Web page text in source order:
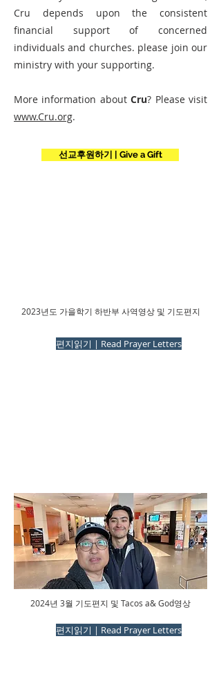
Cru depends upon the consistent
financial support of concerned
individuals and churches. please join our
ministry with your supporting.
More information aboutCru? Please visit
www.Cru.org.
선교후원하기 | Give a Gift
2023년도 가을학기 하반부 사역영상 및 기도편지
편지읽기 | Read Prayer Letters
2024년 3월 기도편지 및 Tacos a& God영상
편지읽기 | Read Prayer Letters